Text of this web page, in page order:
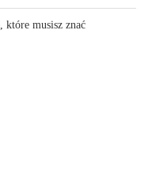
które musisz znać